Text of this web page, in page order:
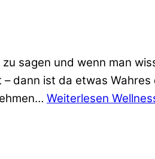
sagen und wenn man
dann ist da etwas
Weiterlesen